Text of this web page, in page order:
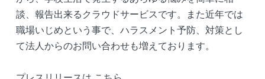
談、報告出来るクラウドサービスです。また近年では
職場いじめという事で、ハラスメント予防、対策とし
て法人からのお問い合わせも増えております。